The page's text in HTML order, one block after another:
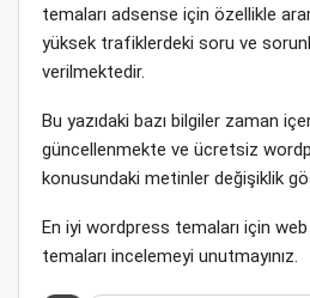
temaları adsense için özellikle
yüksek trafiklerdeki soru ve
verilmektedir.
Bu yazıdaki bazı bilgiler zaman
güncellenmekte ve ücretsiz
konusundaki metinler değişiklik
En iyi wordpress temaları için
temaları incelemeyi unutmayınız.